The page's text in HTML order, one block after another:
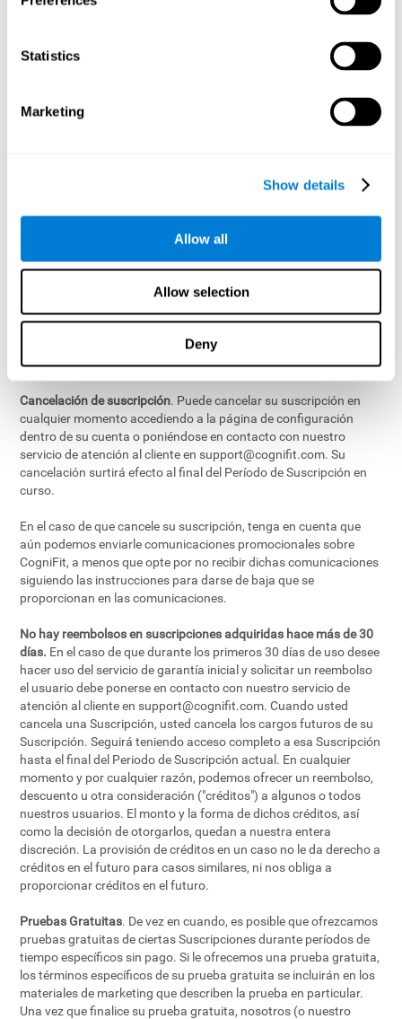
Statistics
Marketing
Show details
Allow all
Allow selection
Deny
servicios de suscripción que se renuevan automáticamente,
("Suscripciones"). Por favor, consulte la página del producto para
obtener más información sobre sus servicios de pago
los Servicios Pagados en cualquier momento y por cualquier
motivo, y tenemos la discreción exclusiva de determinar qué
puede variar, por ejemplo, con plazos de renovación automática
mensual o anual (un "Plazo de suscripción"), tal y como se
describe en el curso de su transacción. Su Suscripción se
renovará automáticamente por Términos de Suscripción
adicionales siempre y cuando su Suscripción continúe, hasta que
usted la cancele o suspendamos o dejemos de proporcionar la
Suscripción de acuerdo con nuestros Términos de Servicios. A
menos que le indiquemos lo contrario, se le cobrará antes o al
comienzo de cada período de renovación.
Cancelación de suscripción. Puede cancelar su suscripción en
cualquier momento accediendo a la página de configuración
dentro de su cuenta o poniéndose en contacto con nuestro
servicio de atención al cliente en support@cognifit.com. Su
cancelación surtirá efecto al final del Período de Suscripción en
curso.
En el caso de que cancele su suscripción, tenga en cuenta que
aún podemos enviarle comunicaciones promocionales sobre
CogniFit, a menos que opte por no recibir dichas comunicaciones
siguiendo las instrucciones para darse de baja que se
proporcionan en las comunicaciones.
No hay reembolsos en suscripciones adquiridas hace más de 30
días. En el caso de que durante los primeros 30 días de uso desee
hacer uso del servicio de garantía inicial y solicitar un reembolso
el usuario debe ponerse en contacto con nuestro servicio de
atención al cliente en support@cognifit.com. Cuando usted
cancela una Suscripción, usted cancela los cargos futuros de su
Suscripción. Seguirá teniendo acceso completo a esa Suscripción
hasta el final del Periodo de Suscripción actual. En cualquier
momento y por cualquier razón, podemos ofrecer un reembolso,
descuento u otra consideración ("créditos") a algunos o todos
nuestros usuarios. El monto y la forma de dichos créditos, así
como la decisión de otorgarlos, quedan a nuestra entera
discreción. La provisión de créditos en un caso no le da derecho a
créditos en el futuro para casos similares, ni nos obliga a
proporcionar créditos en el futuro.
Pruebas Gratuitas. De vez en cuando, es posible que ofrezcamos
pruebas gratuitas de ciertas Suscripciones durante períodos de
tiempo específicos sin pago. Si le ofrecemos una prueba gratuita,
los términos específicos de su prueba gratuita se incluirán en los
materiales de marketing que describen la prueba en particular.
Una vez que finalice su prueba gratuita, nosotros (o nuestro